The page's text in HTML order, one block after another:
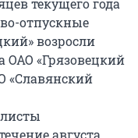
текущего года
отпускные
возросли
ОАО «Грязовецкий
«Славянский
августа